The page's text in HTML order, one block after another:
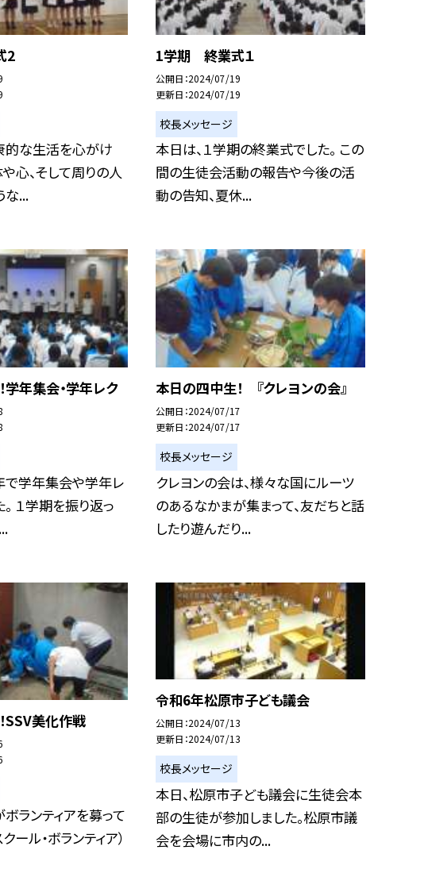
2
的な生活を心がけ
心、そして周りの人
な...
1学期 終業式１
公開日 2024/07/19
更新日 2024/07/19
校長メッセージ
本日は、１学期の終業式でした。 この
間の生徒会活動の報告や今後の活
動の告知、夏休...
学年集会・学年レク
で学年集会や学年レ
１学期を振り返っ
本日の四中生！ 『クレヨンの会』
公開日 2024/07/17
更新日 2024/07/17
校長メッセージ
クレヨンの会は、様々な国にルーツ
のあるなかまが集まって、友だちと話
したり遊んだり...
SSV美化作戦
ランティアを募って
ール・ボランティア）
令和6年松原市子ども議会
公開日 2024/07/13
更新日 2024/07/13
校長メッセージ
本日、松原市子ども議会に生徒会本
部の生徒が参加しました。松原市議
会を会場に市内の...